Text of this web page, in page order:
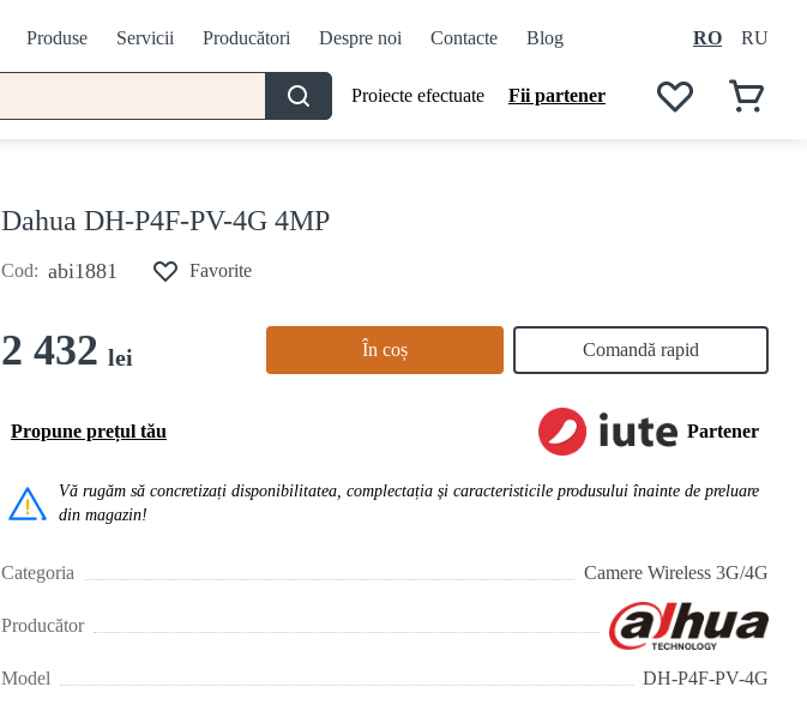
Produse Servicii Producători Despre noi Contacte Blog RO RU
Proiecte efectuate Fii partener
Dahua DH-P4F-PV-4G 4MP
Cod: abi1881 Favorite
2 432 lei În coș Comandă rapid
Propune prețul tău Partener
Vă rugăm să concretizați disponibilitatea, complectația și caracteristicile produsului înainte de preluare
din magazin!
Categoria Camere Wireless 3G/4G
Producător
Model DH-P4F-PV-4G